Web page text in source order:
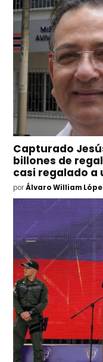
Capturado
billones de
casi regalado a
por Álvaro William